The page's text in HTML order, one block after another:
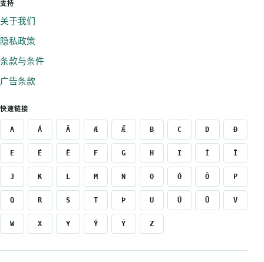
支持
关于我们
隐私政策
条款与条件
广告条款
快速链接
A Á Ā Æ Ǣ B C D Ð
E É Ē F G H I Í Ī
J K L M N O Ó Ō P
Q R S T Þ U Ú Ū V
W X Y Ý Ȳ Z